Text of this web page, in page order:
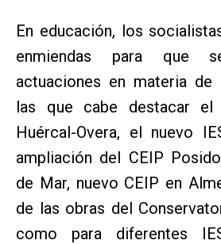
En educación, los
enmiendas para que
actuaciones en materia de
las que cabe destacar el
Huércal-Overa, el nuevo
ampliación del CEIP
de Mar, nuevo CEIP en
de las obras del
como para diferentes